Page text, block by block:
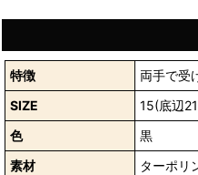
特徴
両手で受
SIZE
15(底辺
色
黒
素材
ターポリ